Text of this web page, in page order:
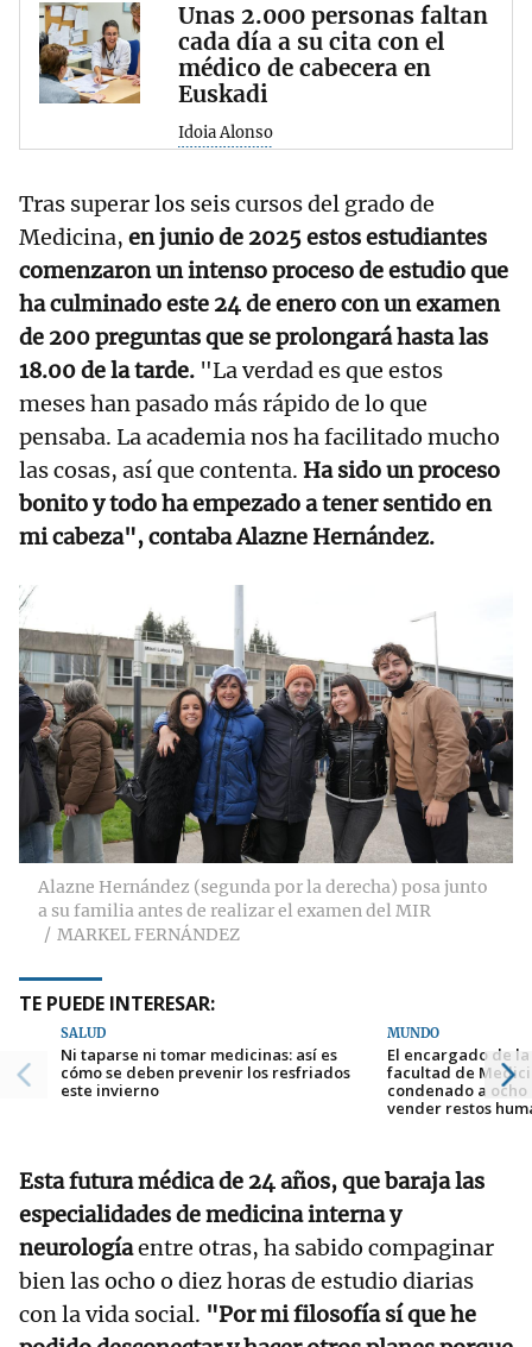
Unas 2.000 personas faltan
cada día a su cita con el
médico de cabecera en
Euskadi
Idoia Alonso
Tras superar los seis cursos del grado de
Medicina, en junio de 2025 estos estudiantes
comenzaron un intenso proceso de estudio que
ha culminado este 24 de enero con un examen
de 200 preguntas que se prolongará hasta las
18.00 de la tarde. "La verdad es que estos
meses han pasado más rápido de lo que
pensaba. La academia nos ha facilitado mucho
las cosas, así que contenta. Ha sido un proceso
bonito y todo ha empezado a tener sentido en
mi cabeza", contaba Alazne Hernández.
Alazne Hernández (segunda por la derecha) posa junto
a su familia antes de realizar el examen del MIR
MARKEL FERNÁNDEZ
TE PUEDE INTERESAR:
SALUD
Ni taparse ni tomar medicinas: así es
cómo se deben prevenir los resfriados
este invierno
MUNDO
El encargado de
facultad de
condenado a
vender restos
Esta futura médica de 24 años, que baraja las
especialidades de medicina interna y
neurologíaentre otras, ha sabido compaginar
bien las ocho o diez horas de estudio diarias
con la vida social. "Por mi filosofía sí que he